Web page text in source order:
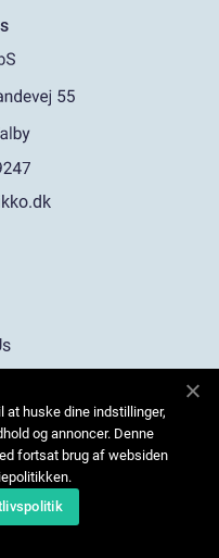
at huske dine indstillinger,
og annoncer. Denne
fortsat brug af websiden